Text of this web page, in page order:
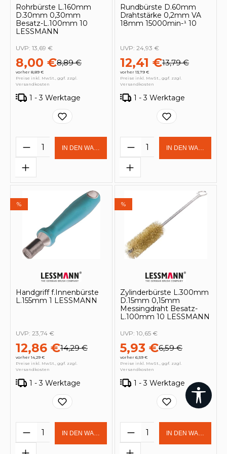
Rohrbürste L.160mm
D.30mm 0,30mm
Besatz-L.100mm 10
LESSMANN
8,00 €8,89 €
vorher 8,89 €
UVP: 13,69 €
Preise inkl. MwSt., ggf. zzgl.
Versandkosten
1 - 3 Werktage
Produkt Anzahl: Gib den
IN DEN WARENKORB
Rundbürste D.60mm
Drahtstärke 0,2mm VA
18mm 15000min-¹ 10
12,41 €13,79 €
vorher 13,79 €
UVP: 24,93 €
Preise inkl. MwSt., ggf. zzgl.
Versandkosten
1 - 3 Werktage
Produkt Anzahl:
IN DEN
%
Handgriff f.Innenbürste
L.155mm 1 LESSMANN
12,86 €14,29 €
vorher 14,29 €
UVP: 23,74 €
Preise inkl. MwSt., ggf. zzgl.
Versandkosten
1 - 3 Werktage
Produkt Anzahl: Gib den
IN DEN WARENKORB
%
Zylinderbürste L.300mm
D.15mm 0,15mm
Messingdraht Besatz-
L.100mm 10 LESSMANN
5,93 €6,59 €
vorher 6,59 €
UVP: 10,65 €
Preise inkl. MwSt., ggf. zzgl.
Versandkosten
1 - 3 Werktage
Produkt Anzahl:
IN DEN